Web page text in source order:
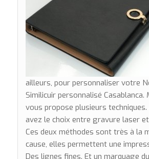
ailleurs, pour personnaliser votre
Similicuir personnalisé Casablanca.
vous propose plusieurs techniques.
avez le choix entre gravure laser
Ces deux méthodes sont très à la
cause, elles permettent une
Des lignes fines. Et un marquage